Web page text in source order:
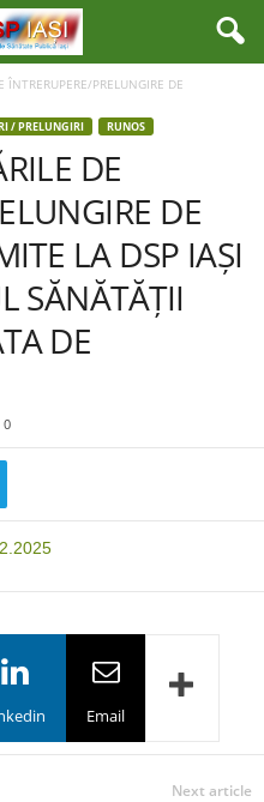
ÎNTRERUPERE/PRELUNGIRE DE
/ PRELUNGIRI RUNOS
DE
DE
LA DSP IAȘI
SĂNĂTĂȚII
DE
0
Email
Next article